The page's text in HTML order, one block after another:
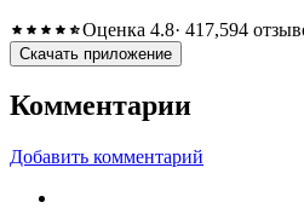
Оценка 4.8· 417,594
Скачать приложение
Комментарии
Добавить комментарий